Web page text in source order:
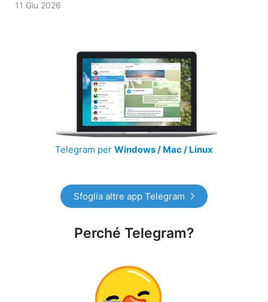
11 Giu 2026
Telegram per Windows / Mac / Linux
Sfoglia altre app Telegram
Perché Telegram?